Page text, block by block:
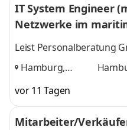
IT System Engineer
Netzwerke im
Leist Personalberatung
Hamburg,
Uplengen,
vor 11 Tagen
Mitarbeiter/